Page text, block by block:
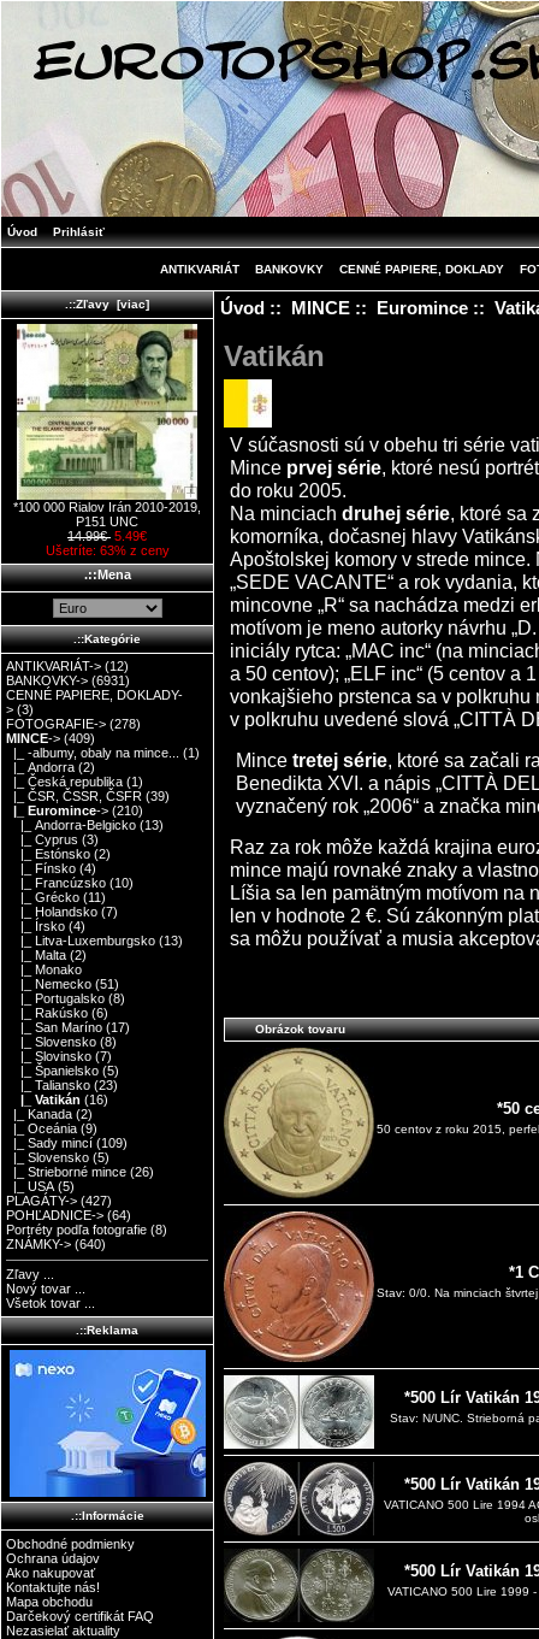
Úvod Prihlásiť
ANTIKVARIÁT BANKOVKY CENNÉ PAPIERE, DOKLADY
.::Zľavy [viac]
*100 000 Rialov Irán 2010-2019,
P151 UNC
14.99€ 5.49€
Ušetríte: 63% z ceny
.::Mena
.::Kategórie
ANTIKVARIÁT-> (12)
BANKOVKY-> (6931)
CENNÉ PAPIERE, DOKLADY-
> (3)
FOTOGRAFIE-> (278)
MINCE-> (409)
|_ -albumy, obaly na mince...
(1)
|_ Andorra (2)
|_ Česká republika (1)
|_ ČSR, ČSSR, ČSFR (39)
|_ Euromince-> (210)
|_ Andorra-Belgicko (13)
|_ Cyprus (3)
|_ Estónsko (2)
|_ Fínsko (4)
|_ Francúzsko (10)
|_ Grécko (11)
|_ Holandsko (7)
|_ Írsko (4)
|_ Litva-Luxemburgsko (13)
|_ Malta (2)
|_ Monako
|_ Nemecko (51)
|_ Portugalsko (8)
|_ Rakúsko (6)
|_ San Maríno (17)
|_ Slovensko (8)
|_ Slovinsko (7)
|_ Španielsko (5)
|_ Taliansko (23)
|_ Vatikán (16)
|_ Kanada (2)
|_ Oceánia (9)
|_ Sady mincí (109)
|_ Slovensko (5)
|_ Strieborné mince (26)
|_ USA (5)
PLAGÁTY-> (427)
POHĽADNICE-> (64)
Portréty podľa fotografie (8)
ZNÁMKY-> (640)
Zľavy ...
Nový tovar ...
Všetok tovar ...
.::Reklama
.::Informácie
Obchodné podmienky
Ochrana údajov
Ako nakupovať
Kontaktujte nás!
Mapa obchodu
Darčekový certifikát FAQ
Nezasielať aktuality
Úvod:: MINCE:: Euromince::
Vatikán
V súčasnosti sú v obehu tri série
Mince prvej série , ktoré nesú
do roku 2005.
Na minciach druhej série , ktoré
komorníka, dočasnej hlavy
Apoštolskej komory v strede
„SEDE VACANTE“ a rok vydania,
mincovne „R“ sa nachádza medzi
motívom je meno autorky návrhu
iniciály rytca: „MAC inc“ (na
a 50 centov); „ELF inc“ (5 centov a
vonkajšieho prstenca sa v
v polkruhu uvedené slová „CITTÀ
Mince tretej série , ktoré sa začali
Benedikta XVI. a nápis „CITTÀ
vyznačený rok „2006“ a značka
Raz za rok môže každá krajina
mince majú rovnaké znaky a
Líšia sa len pamätným motívom na
len v hodnote 2 €. Sú zákonným
sa môžu používať a musia
Obrázok tovaru
*50
50 centov z roku 2015,
*1
Stav: 0/0. Na minciach
*500 Lír Vatikán
Stav: N/UNC. Strieborná
*500 Lír Vatikán
VATICANO 500 Lire 1994
*500 Lír Vatikán
VATICANO 500 Lire 1999